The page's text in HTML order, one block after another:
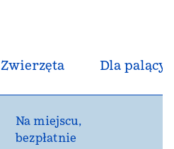
Zwierzęta Dla
Na miejscu,
bezpłatnie